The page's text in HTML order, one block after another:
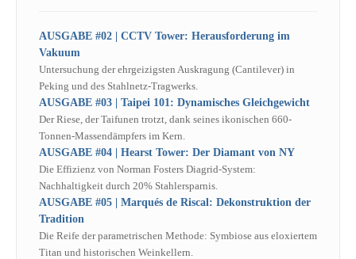
AUSGABE #02 | CCTV Tower: Herausforderung im
Vakuum
Untersuchung der ehrgeizigsten Auskragung (Cantilever) in
Peking und des Stahlnetz-Tragwerks.
AUSGABE #03 | Taipei 101: Dynamisches Gleichgewicht
Der Riese, der Taifunen trotzt, dank seines ikonischen 660-
Tonnen-Massendämpfers im Kern.
AUSGABE #04 | Hearst Tower: Der Diamant von NY
Die Effizienz von Norman Fosters Diagrid-System:
Nachhaltigkeit durch 20% Stahlersparnis.
AUSGABE #05 | Marqués de Riscal: Dekonstruktion der
Tradition
Die Reife der parametrischen Methode: Symbiose aus eloxiertem
Titan und historischen Weinkellern.